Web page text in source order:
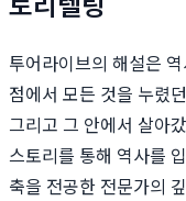
투어라이브의 해설은
점에서 모든 것을 누렸
그리고 그 안에서 살아
스토리를 통해 역사를
축을 전공한 전문가의